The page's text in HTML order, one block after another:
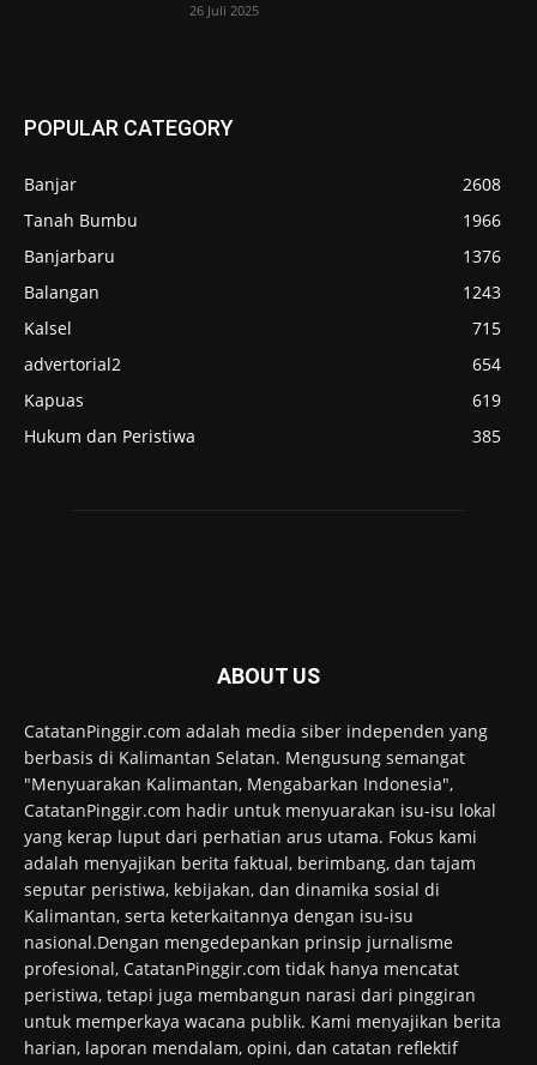
26 Juli 2025
POPULAR CATEGORY
Banjar
2608
Tanah Bumbu
1966
Banjarbaru
1376
Balangan
1243
Kalsel
715
advertorial2
654
Kapuas
619
Hukum dan Peristiwa
385
ABOUT US
CatatanPinggir.com adalah media siber independen yang
berbasis di Kalimantan Selatan. Mengusung semangat
"Menyuarakan Kalimantan, Mengabarkan Indonesia",
CatatanPinggir.com hadir untuk menyuarakan isu-isu lokal
yang kerap luput dari perhatian arus utama. Fokus kami
adalah menyajikan berita faktual, berimbang, dan tajam
seputar peristiwa, kebijakan, dan dinamika sosial di
Kalimantan, serta keterkaitannya dengan isu-isu
nasional.Dengan mengedepankan prinsip jurnalisme
profesional, CatatanPinggir.com tidak hanya mencatat
peristiwa, tetapi juga membangun narasi dari pinggiran
untuk memperkaya wacana publik. Kami menyajikan berita
harian, laporan mendalam, opini, dan catatan reflektif